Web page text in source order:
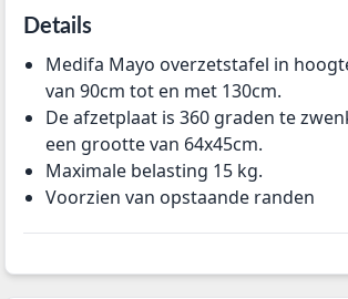
Details
Medifa Mayo overzetstafel in
van 90cm tot en met 130cm.
De afzetplaat is 360 graden te
een grootte van 64x45cm.
Maximale belasting 15 kg.
Voorzien van opstaande randen